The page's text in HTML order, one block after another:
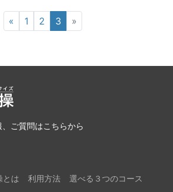
« 1 2 3 »
ご質問はこちらから
とは 利用方法
選べる３つのコース